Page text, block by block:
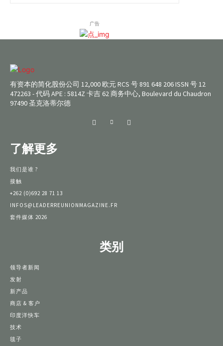
广告
有资本的简化股份公司 12,000 欧元 RCS 号 891 648 206 ISSN 号 12
472263 - 代码 APE : 5814Z 卡吉 62 商务中心, Boulevard du Chaudron
97490 圣克洛蒂尔德
了解更多
我们是谁 ?
接触
+262 (0)692 28 71 13
INFOS@LEADERREUNIONMAGAZINE.FR
套件媒体 2026
类别
领导者新闻
发射
新产品
商店 & 客户
印度洋快车
技术
毯子